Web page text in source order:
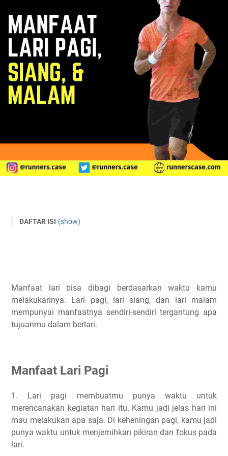
DAFTAR ISI (show)
Olahraga Siang Bagusnya Jam Berapa?
Manfaat Lari Sore / Malam
Apakah Lari di Malam Hari Berbahaya?
Kesimpulan
Manfaat lari bisa dibagi berdasarkan waktu kamu
melakukannya. Lari pagi, lari siang, dan lari malam
mempunyai manfaatnya sendiri-sendiri tergantung apa
tujuanmu dalam berlari.
Manfaat Lari Pagi
1. Lari pagi membuatmu punya waktu untuk
merencanakan kegiatan hari itu. Kamu jadi jelas hari ini
mau melakukan apa saja. Di keheningan pagi, kamu jadi
punya waktu untuk menjernihkan pikiran dan fokus pada
lari.